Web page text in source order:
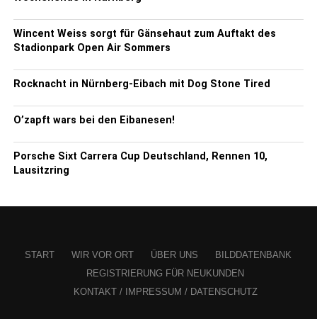
Wincent Weiss sorgt für Gänsehaut zum Auftakt des
Stadionpark Open Air Sommers
Rocknacht in Nürnberg-Eibach mit Dog Stone Tired
O’zapft wars bei den Eibanesen!
Porsche Sixt Carrera Cup Deutschland, Rennen 10,
Lausitzring
START WIR VOR ORT ÜBER UNS
BILDDATENBANK
REGISTRIERUNG FÜR NEUKUNDEN
KONTAKT / IMPRESSUM / DATENSCHUTZ